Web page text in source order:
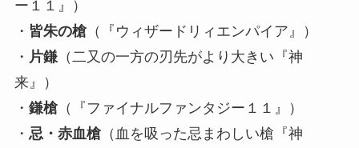
ー１１』）
・ 皆朱の槍（『ウィザードリィエンパイア』）
・ 片鎌（二又の一方の刃先がより大きい『神
来』）
・ 鎌槍（『ファイナルファンタジー１１』）
・ 忌・赤血槍（血を吸った忌まわしい槍『神